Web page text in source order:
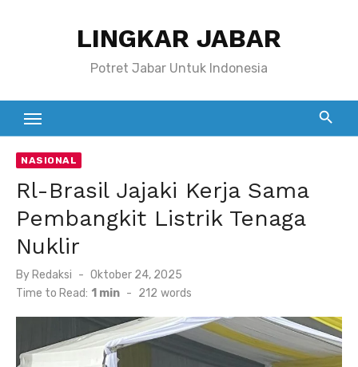
LINGKAR JABAR
Potret Jabar Untuk Indonesia
NASIONAL
Rl-Brasil Jajaki Kerja Sama
Pembangkit Listrik Tenaga
Nuklir
By Redaksi
Posted
on
Oktober 24, 2025
Time to Read: 1 min - 212 words